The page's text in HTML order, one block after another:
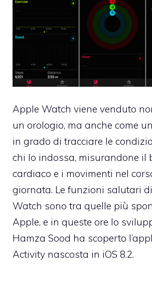
Apple Watch viene venduto
un orologio, ma anche come
in grado di tracciare le
chi lo indossa, misurandone il
cardiaco e i movimenti nel
giornata. Le funzioni salutari
Watch sono tra quelle più
Apple, e in queste ore lo
Hamza Sood ha scoperto
Activity nascosta in iOS 8.2.